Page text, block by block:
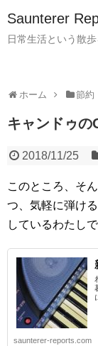
Saunterer
日常生活という散
ホーム 節約
キャンドゥの
2018/11/25
このところ、そ
つ、気軽に弾け
しているわたしで
saunterer-reports.com